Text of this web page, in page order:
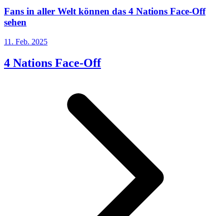
Fans in aller Welt können das 4 Nations Face-Off
sehen
11. Feb. 2025
4 Nations Face-Off